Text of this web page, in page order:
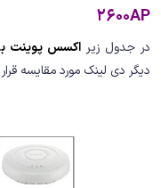
2600AP
در جدول زیر اکسس پوینت
دیگر دی لینک مورد مقایسه